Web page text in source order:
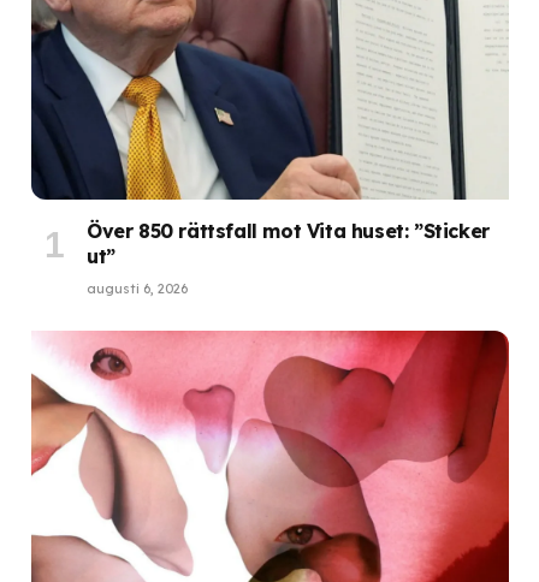
Över 850 rättsfall mot Vita huset: ”Sticker
ut”
augusti 6, 2026